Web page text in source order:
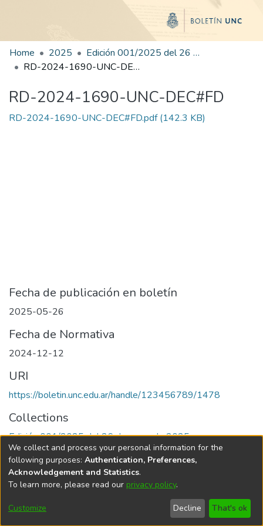
Home 2025
Edición 001/2025 del 26 de mayo de 2025
RD-2024-1690-UNC-DEC#FD
RD-2024-1690-UNC-DEC#FD
RD-2024-1690-UNC-DEC#FD.pdf(142.3 KB)
Fecha de publicación en boletín
2025-05-26
Fecha de Normativa
2024-12-12
URI
https://boletin.unc.edu.ar/handle/123456789/1478
Collections
Edición 001/2025 del 26 de mayo de 2025
Universidad Nacional de Córdoba
We collect and process your personal information for the
following purposes: Authentication, Preferences,
Acknowledgement and Statistics.
To learn more, please read our privacy policy.
Customize Decline That's ok